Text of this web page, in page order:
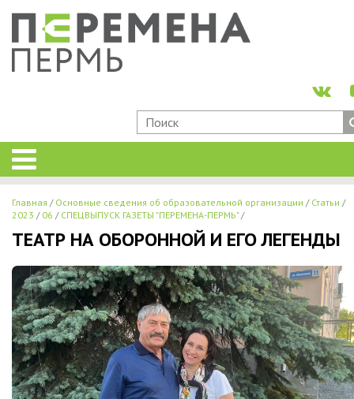
Главная Основные сведения об образовательной организации
Статьи
2023
06 СПЕЦВЫПУСК ГАЗЕТЫ "ПЕРЕМЕНА-ПЕРМЬ"
ТЕАТР НА ОБОРОННОЙ И ЕГО ЛЕГЕНДЫ